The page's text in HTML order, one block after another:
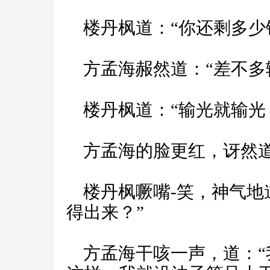
楼丹枫道：“你还剩多少
方孟海赧然道：“差不多
楼丹枫道：“输光就输
方孟海的脸更红，讶然
楼丹枫噘嘴-笑，神气地
得出来？”
方孟海干咳一声，道：